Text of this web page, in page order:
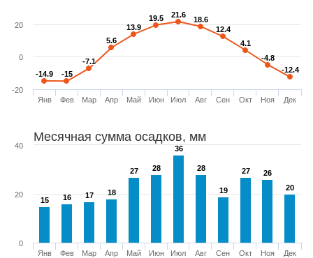
-14.9
-14.9 -15
-15
-7.1
-7.1
5.6
5.6
13.9
13.9
19.5
19.5 21.6
21.6
18.6
18.6
12.4
12.4
4.1
4.1
-4.8
-4.8
-12.4
-12.4
Янв Фев Мар Апр Май Июн Июл Авг Сен Окт Ноя Дек
-20
0
20
Месячная сумма осадков, мм
15
15 16
16 17
17 18
18
27
27 28
28
36
36
28
28
19
19
27
27 26
26
20
20
Янв Фев Мар Апр Май Июн Июл Авг Сен Окт Ноя Дек
0
20
40